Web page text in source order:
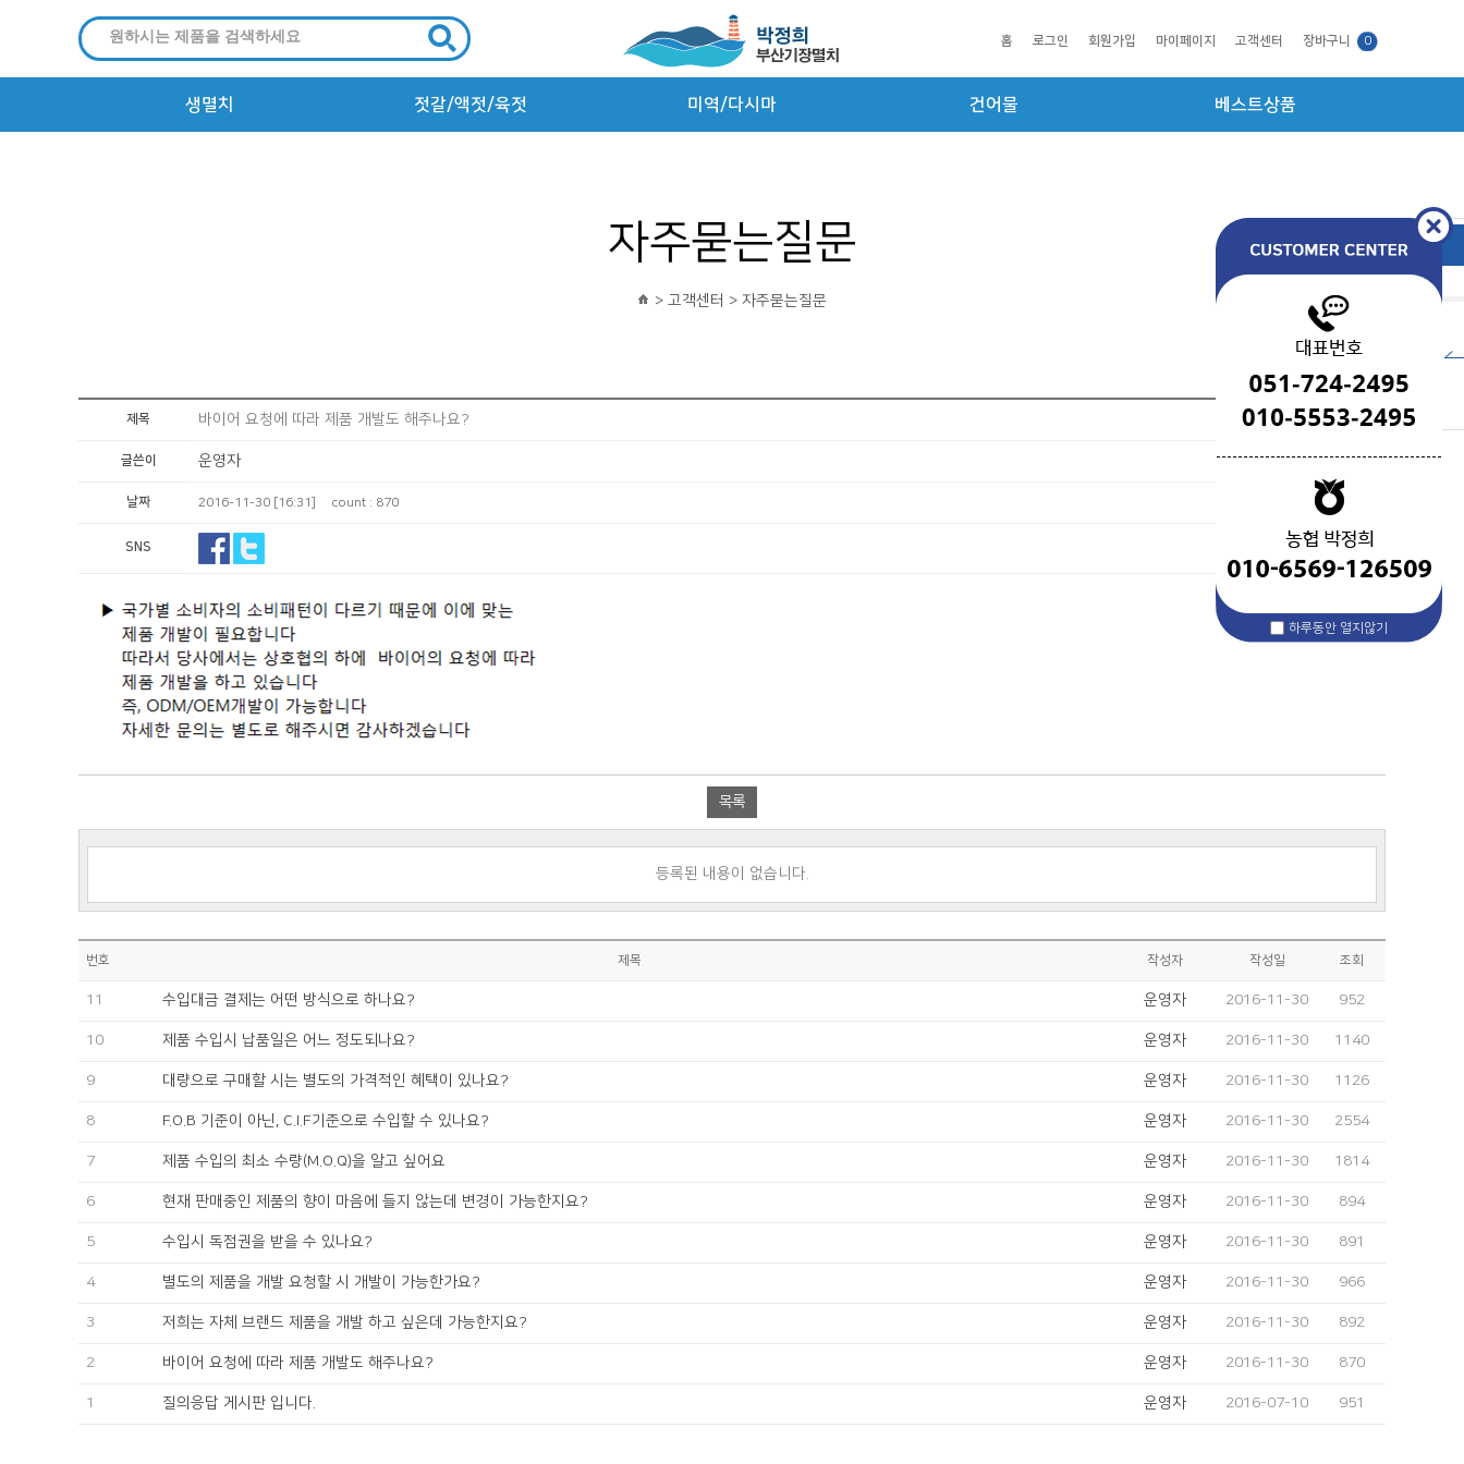
하루동안 열지않기
홈 로그인 회원가입 마이페이지 고객센터 장바구니 0
생멸치 젓갈/액젓/육젓 미역/다시마 건어물 베스트상품
자주묻는질문
> 고객센터 > 자주묻는질문
제목 바이어 요청에 따라 제품 개발도 해주나요?
글쓴이 운영자
날짜 2016-11-30 [16:31] count : 870
SNS
목록
등록된 내용이 없습니다.
번호 제목 작성자 작성일 조회
11 수입대금 결제는 어떤 방식으로 하나요? 운영자 2016-11-30 952
10 제품 수입시 납품일은 어느 정도되나요? 운영자 2016-11-30 1140
9 대량으로 구매할 시는 별도의 가격적인 혜택이 있나요? 운영자 2016-11-30 1126
8 F.O.B 기준이 아닌, C.I.F기준으로 수입할 수 있나요? 운영자 2016-11-30 2554
7 제품 수입의 최소 수량(M.O.Q)을 알고 싶어요 운영자 2016-11-30 1814
6 현재 판매중인 제품의 향이 마음에 들지 않는데 변경이 가능한지요? 운영자 2016-11-30 894
5 수입시 독점권을 받을 수 있나요? 운영자 2016-11-30 891
4 별도의 제품을 개발 요청할 시 개발이 가능한가요? 운영자 2016-11-30 966
3 저희는 자체 브랜드 제품을 개발 하고 싶은데 가능한지요? 운영자 2016-11-30 892
2 바이어 요청에 따라 제품 개발도 해주나요? 운영자 2016-11-30 870
1 질의응답 게시판 입니다. 운영자 2016-07-10 951